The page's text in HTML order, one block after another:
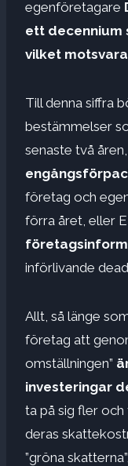
egenföretagare
ett decennium
vilket
Till denna siffra
bestämmelser
senaste två
företag och
förra året, eller
införlivande
Allt, så länge
företag att
omställningen”
investeringar
ta på sig fler
deras
”gröna